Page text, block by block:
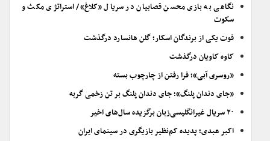
نگاهی به بازی محسن قصابیان در سریال «کلاغ»/ استراتژی مکث و
سکوت
فوت یکی از برندگان اسکار؛ گلن هانسارد درگذشت
کاوه کاویان درگذشت
«روسری آبی»؛ فرا رفتن از چارچوب بسته
«جای دندان پلنگ»؛ جای دندان پلنگ بر تن زخمی گربه
۲۰ سریال غیرانگلیسی‌زبان برگزیده سال‌های اخیر
اکبر عبدی؛ پدیده کم‌نظیر بازیگری در سینمای ایران